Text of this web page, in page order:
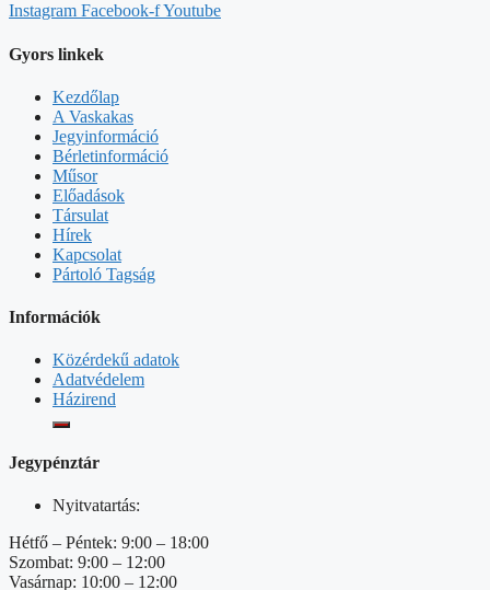
Instagram Facebook-fYoutube
Gyors linkek
Kezdőlap
A Vaskakas
Jegyinformáció
Bérletinformáció
Műsor
Előadások
Társulat
Hírek
Kapcsolat
Pártoló Tagság
Információk
Közérdekű adatok
Adatvédelem
Házirend
Jegypénztár
Nyitvatartás:
Hétfő – Péntek: 9:00 – 18:00
Szombat: 9:00 – 12:00
Vasárnap: 10:00 – 12:00